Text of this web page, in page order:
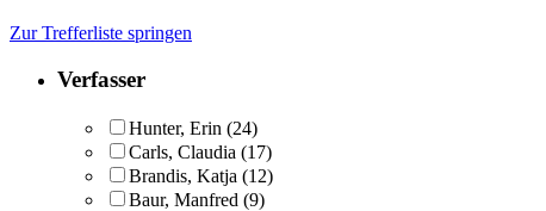
Zur Trefferliste springen
Verfasser
Hunter, Erin (24)
Carls, Claudia (17)
Brandis, Katja (12)
Baur, Manfred (9)